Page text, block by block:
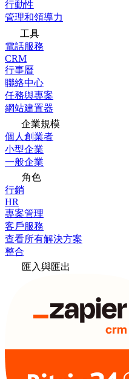
行動性
管理和領導力
工具
電話服務
CRM
行事曆
聯絡中心
任務與專案
網站建置器
企業規模
個人創業者
小型企業
一般企業
角色
行銷
HR
專案管理
客戶服務
查看所有解決方案
整合
匯入與匯出